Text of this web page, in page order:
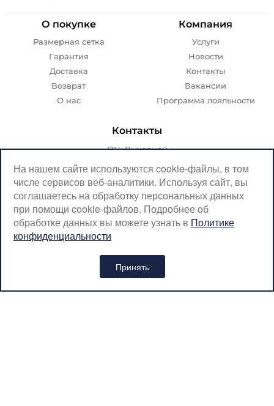
О покупке
Размерная сетка
Гарантия
Доставка
Возврат
О нас
Компания
Услуги
Новости
Контакты
Вакансии
Программа лояльности
Контакты
ПН: Выходной
ВТ-ПТ: с 07:00 до 20:00
СБ-ВС: с 08:00 до 18:00
Москва, Крылатская, 10
SerpantinCyclingShop@gmail.com
+7 (926) 899-38-31
На нашем сайте используются cookie-файлы, в том
числе сервисов веб-аналитики. Используя сайт, вы
соглашаетесь на обработку персональных данных
при помощи cookie-файлов. Подробнее об
обработке данных вы можете узнать в Политике
конфиденциальности
Принять